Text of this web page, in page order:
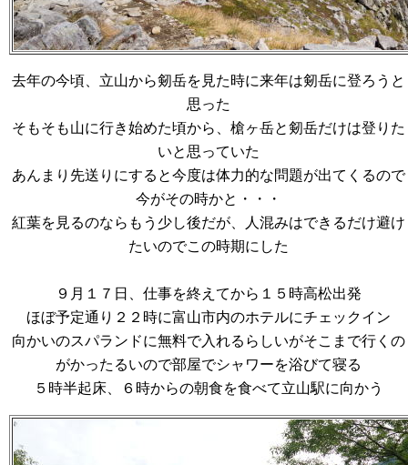
去年の今頃、立山から剱岳を見た時に来年は剱岳に登ろうと
思った
そもそも山に行き始めた頃から、槍ヶ岳と剱岳だけは登りた
いと思っていた
あんまり先送りにすると今度は体力的な問題が出てくるので
今がその時かと・・・
紅葉を見るのならもう少し後だが、人混みはできるだけ避け
たいのでこの時期にした
９月１７日、仕事を終えてから１５時高松出発
ほぼ予定通り２２時に富山市内のホテルにチェックイン
向かいのスパランドに無料で入れるらしいがそこまで行くの
がかったるいので部屋でシャワーを浴びて寝る
５時半起床、６時からの朝食を食べて立山駅に向かう